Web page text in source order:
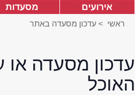
אירועים מסעדות
ראשי > עדכון מסעדה באתר
עדכון מסעדה
האוכל